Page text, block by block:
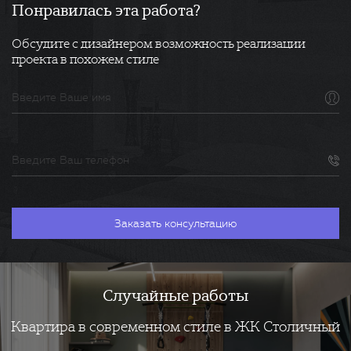
Понравилась эта работа?
Обсудите с дизайнером возможность реализации
проекта в похожем стиле
Квартира в современном стиле в ЖК Столичный
Случайные работы